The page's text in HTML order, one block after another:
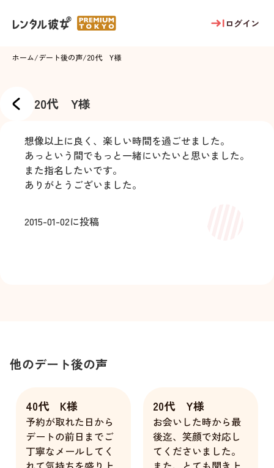
ログイン
ホーム/デート後の声/20代 Y様
20代 Y様
想像以上に良く、楽しい時間を過ごせました。
あっという間でもっと一緒にいたいと思いました。
また指名したいです。
ありがとうございました。
2015-01-02に投稿
他のデート後の声
40代 K様
予約が取れた日から
デートの前日までご
丁寧なメールしてく
20代 Y様
お会いした時から最
後迄、笑顔で対応し
てくださいました。